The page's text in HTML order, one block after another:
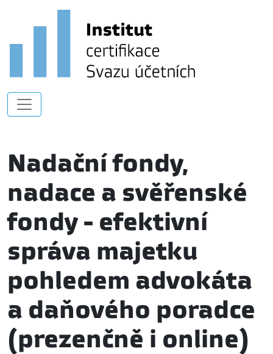
Nadační fondy,
nadace a svěřenské
fondy - efektivní
správa majetku
pohledem advokáta
a daňového poradce
(prezenčně i online)